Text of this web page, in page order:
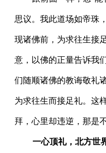
思议。我此道场如帝珠
现诸佛前，为求往生接
意，以佛的正量告诉我
们随顺诸佛的教诲敬礼
为求往生而接足礼。这
拜，心里却违逆，那是
一心顶礼，北方世